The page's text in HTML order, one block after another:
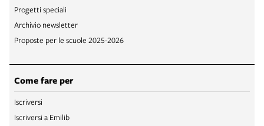
Progetti speciali
Archivio newsletter
Proposte per le scuole 2025-2026
Come fare per
Iscriversi
Iscriversi a Emilib